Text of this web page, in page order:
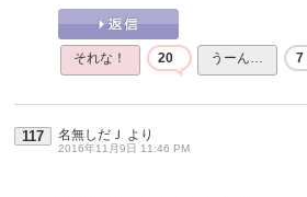
それな！ 20 うーん… 7
117 名無しだＪ より
2016年11月9日 11:46 PM